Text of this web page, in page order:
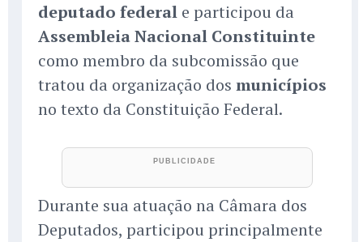
deputado federal e participou da
Assembleia Nacional Constituinte
como membro da subcomissão que
tratou da organização dos municípios
no texto da Constituição Federal.
Durante sua atuação na Câmara dos
Deputados, participou principalmente